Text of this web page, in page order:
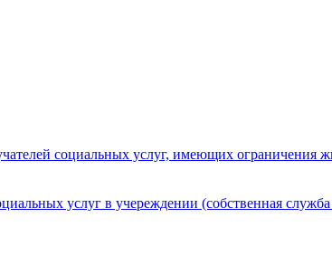
социальных услуг, имеющих ограничения
услуг в учереждении (собственная